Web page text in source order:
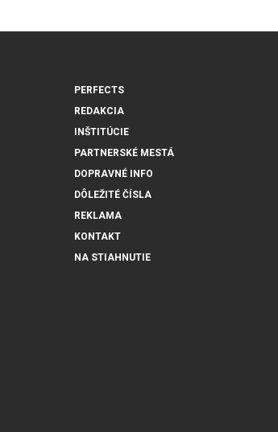
PERFECTS
REDAKCIA
INŠTITÚCIE
PARTNERSKÉ MESTÁ
DOPRAVNÉ INFO
DÔLEŽITÉ ČÍSLA
REKLAMA
KONTAKT
NA STIAHNUTIE